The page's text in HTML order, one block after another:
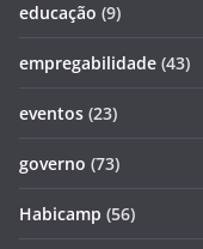
educação (9)
empregabilidade (43)
eventos (23)
governo (73)
Habicamp (56)